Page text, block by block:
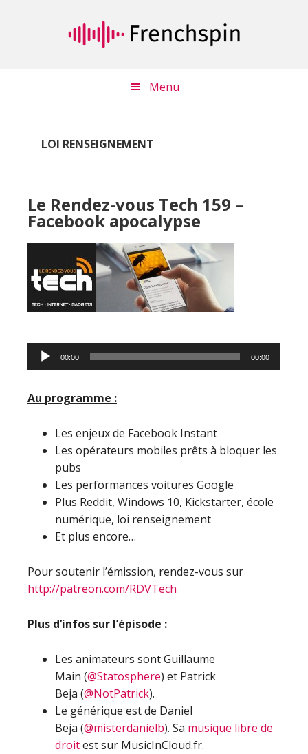
Menu
LOI RENSEIGNEMENT
Le Rendez-vous Tech 159 –
Facebook apocalypse
Lecteur
audio
00:00 00:00
Au programme :
Les enjeux de Facebook Instant
Les opérateurs mobiles prêts à bloquer les
pubs
Les performances voitures Google
Plus Reddit, Windows 10, Kickstarter, école
numérique, loi renseignement
Et plus encore…
Pour soutenir l’émission, rendez-vous sur
http://patreon.com/RDVTech
Plus d’infos sur l’épisode :
Les animateurs sont Guillaume
Main (@Statosphere) et Patrick
Beja (@NotPatrick).
Le générique est de Daniel
Beja (@misterdanielb). Sa musique libre de
droitest sur MusicInCloud.fr.